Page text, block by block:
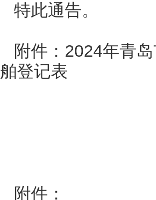
特此通告。
附件：2024年青
舶登记表
附件：